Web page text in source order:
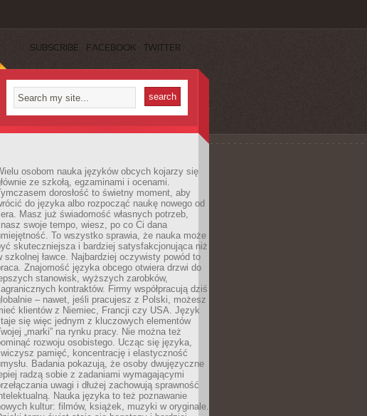
SUBSCRIBE FACEBOOK TWITTER
osobom nauka języków obcych kojarzy się
ze szkołą, egzaminami i ocenami.
dorosłość to świetny moment, aby
do języka albo rozpocząć naukę nowego od
Masz już świadomość własnych potrzeb,
swoje tempo, wiesz, po co Ci dana
To wszystko sprawia, że nauka może
skuteczniejsza i bardziej satysfakcjonująca niż
szkolnej ławce. Najbardziej oczywisty powód to
Znajomość języka obcego otwiera drzwi do
stanowisk, wyższych zarobków,
kontraktów. Firmy współpracują dziś
– nawet, jeśli pracujesz z Polski, możesz
klientów z Niemiec, Francji czy USA. Język
się więc jednym z kluczowych elementów
„marki” na rynku pracy. Nie można też
rozwoju osobistego. Ucząc się języka,
pamięć, koncentrację i elastyczność
Badania pokazują, że osoby dwujęzyczne
radzą sobie z zadaniami wymagającymi
uwagi i dłużej zachowują sprawność
Nauka języka to też poznawanie
kultur: filmów, książek, muzyki w oryginale.